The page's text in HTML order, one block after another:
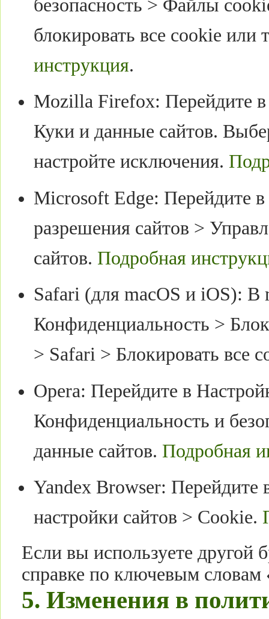
безопасность > Файлы
блокировать все cookie или
инструкция.
Mozilla Firefox: Перейдите
Куки и данные сайтов.
настройте исключения.
Microsoft Edge: Перейдите
разрешения сайтов >
сайтов. Подробная
Safari (для macOS и iOS): В
Конфиденциальность >
> Safari > Блокировать все
Opera: Перейдите в
Конфиденциальность и
данные сайтов. Подробная
Yandex Browser:
настройки сайтов > Cookie.
Если вы используете другой
справке по ключевым словам
5. Изменения в